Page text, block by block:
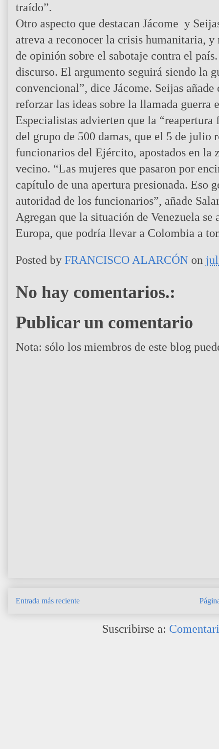
traído”.
Otro aspecto que destacan Jácome y
atreva a reconocer la crisis humanitaria,
de opinión sobre el sabotaje contra el
discurso. El argumento seguirá siendo la
convencional”, dice Jácome. Seijas
reforzar las ideas sobre la llamada guerra
Especialistas advierten que la
del grupo de 500 damas, que el 5 de julio
funcionarios del Ejército, apostados en
vecino. “Las mujeres que pasaron por
capítulo de una apertura presionada. Eso
autoridad de los funcionarios”, añade
Agregan que la situación de Venezuela
Europa, que podría llevar a Colombia a
Posted by FRANCISCO ALARCÓN on
No hay comentarios.:
Publicar un comentario
Nota: sólo los miembros de este blog
Entrada más reciente
Suscribirse a: